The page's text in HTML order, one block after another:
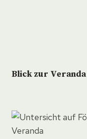
Blick zur Veranda